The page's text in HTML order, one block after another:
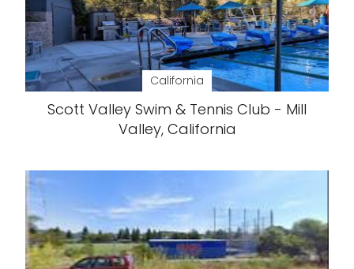
California
Scott Valley Swim & Tennis Club - Mill
Valley, California